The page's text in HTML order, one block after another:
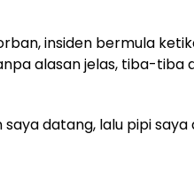
insiden bermula
alasan jelas, tiba-
saya datang, lalu pipi